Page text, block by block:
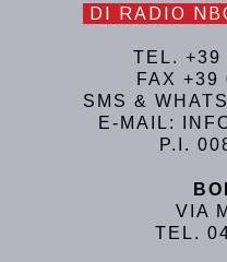
DI RADIO
TEL. +39
FAX +39
SMS &
E-MAIL:
P.I.
VIA
TEL.